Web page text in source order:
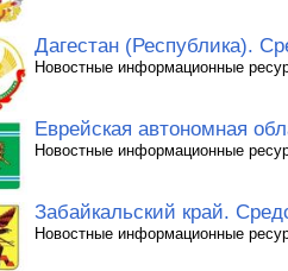
Дагестан (Республика).
Новостные информационные
Еврейская автономная
Новостные информационные
Забайкальский край.
Новостные информационные